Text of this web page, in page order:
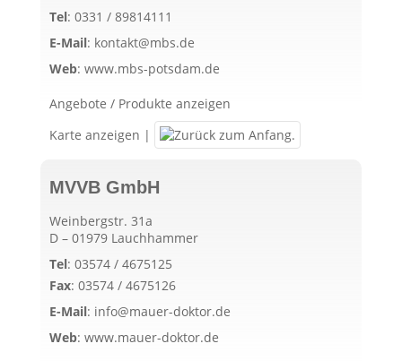
Tel: 0331 / 89814111
E-Mail: kontakt@mbs.de
Web: www.mbs-potsdam.de
Angebote / Produkte anzeigen
Karte anzeigen |
MVVB GmbH
Weinbergstr. 31a
D – 01979 Lauchhammer
Tel: 03574 / 4675125
Fax: 03574 / 4675126
E-Mail: info@mauer-doktor.de
Web: www.mauer-doktor.de